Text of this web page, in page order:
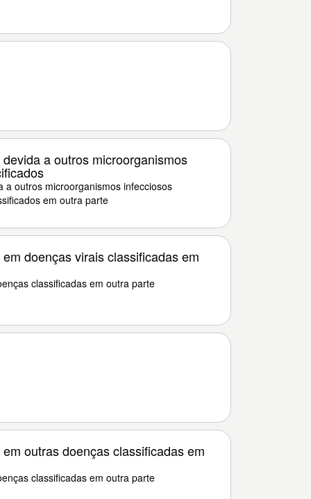
a outros microorganismos
a outros microorganismos infecciosos
em outra parte
doenças virais classificadas em
classificadas em outra parte
outras doenças classificadas em
classificadas em outra parte